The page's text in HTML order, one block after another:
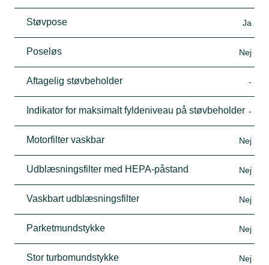
Støvpose Ja
Poseløs Nej
Aftagelig støvbeholder -
Indikator for maksimalt fyldeniveau på støvbeholder -
Motorfilter vaskbar Nej
Udblæsningsfilter med HEPA-påstand Nej
Vaskbart udblæsningsfilter Nej
Parketmundstykke Nej
Stor turbomundstykke Nej